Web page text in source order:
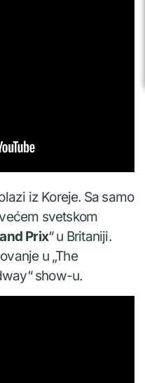
iz Koreje. Sa samo
svetskom
Prix“ u Britaniji.
u „The
show-u.